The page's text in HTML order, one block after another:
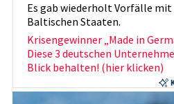
Es gab wiederholt Vorfälle mit
Baltischen Staaten.
Krisengewinner „Made in
Diese 3 deutschen
Blick behalten! (hier klicken)